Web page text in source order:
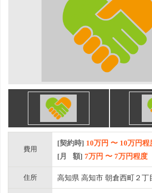
費用
[契約時] 10万円 〜 10万円程
[月 額] 7万円 〜 7万円程度
住所 高知県 高知市 朝倉西町２丁